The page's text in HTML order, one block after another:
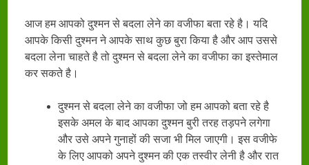
आज हम आपको दुश्मन से बदला लेने का वजीफा बता रहे है। यदि
आपके किसी दुश्मन ने आपके साथ कुछ बुरा किया है और आप उससे
बदला लेना चाहते है तो दुश्मन से बदला लेने का वजीफा का इस्तेमाल
कर सकते है।
दुश्मन से बदला लेने का वजीफा जो हम आपको बता रहे है
इसके अमल के बाद आपका दुश्मन बुरी तरह तड़पने लगेगा
और उसे अपने गुनाहों की सजा भी मिल जाएगी। इस वजीफे
के लिए आपको अपने दुश्मन की एक तस्वीर लेनी है और रात